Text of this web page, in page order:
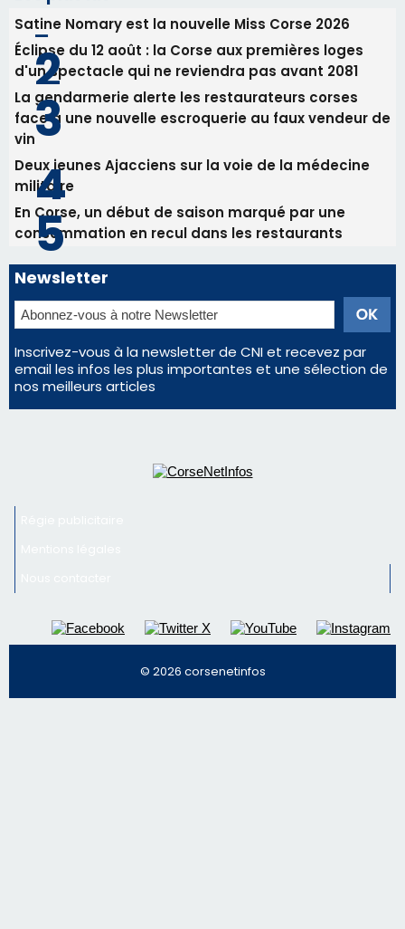
30/07/2026 08:33
Bastia - Assunta Gloriosa à la Cathédrale
Sainte-Marie
Les plus lus
Satine Nomary est la nouvelle Miss Corse 2026
Éclipse du 12 août : la Corse aux premières loges
d'un spectacle qui ne reviendra pas avant 2081
La gendarmerie alerte les restaurateurs corses
face à une nouvelle escroquerie au faux vendeur de
vin
Deux jeunes Ajacciens sur la voie de la médecine
militaire
En Corse, un début de saison marqué par une